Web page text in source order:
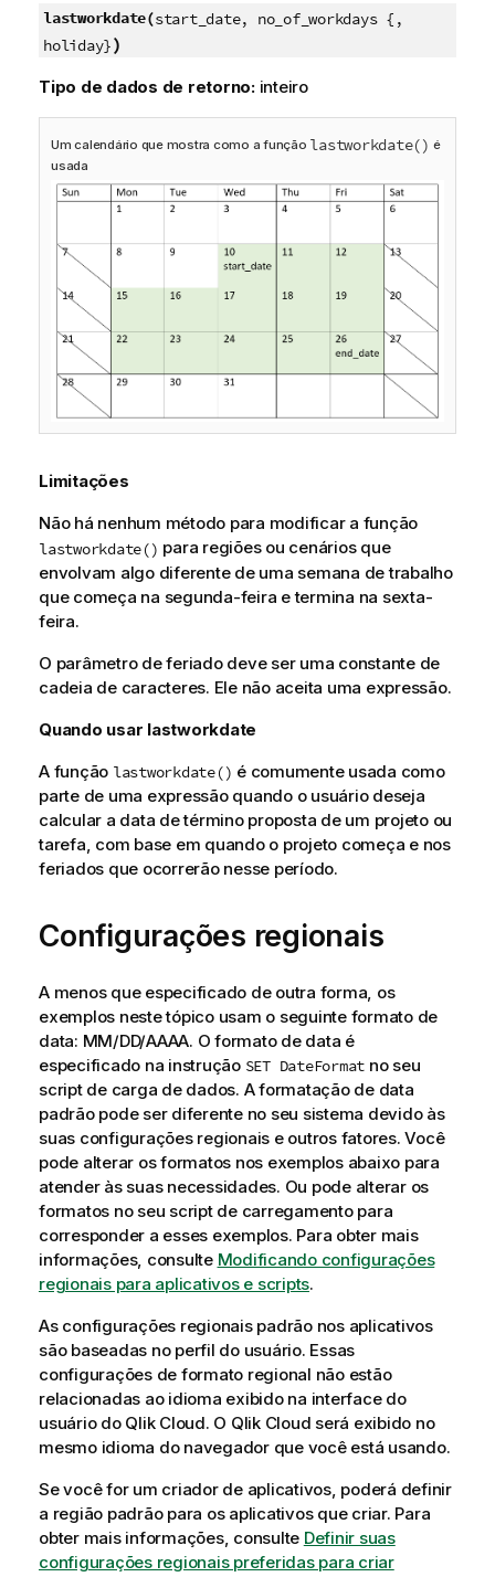
lastworkdate(start_date, no_of_workdays {,
holiday})
Tipo de dados de retorno: inteiro
Um calendário que mostra como a função lastworkdate() é
usada
Limitações
Não há nenhum método para modificar a função
lastworkdate() para regiões ou cenários que
envolvam algo diferente de uma semana de trabalho
que começa na segunda-feira e termina na sexta-
feira.
O parâmetro de feriado deve ser uma constante de
cadeia de caracteres. Ele não aceita uma expressão.
Quando usar lastworkdate
A função lastworkdate() é comumente usada como
parte de uma expressão quando o usuário deseja
calcular a data de término proposta de um projeto ou
tarefa, com base em quando o projeto começa e nos
feriados que ocorrerão nesse período.
Configurações regionais
A menos que especificado de outra forma, os
exemplos neste tópico usam o seguinte formato de
data: MM/DD/AAAA. O formato de data é
especificado na instrução SET DateFormat no seu
script de carga de dados. A formatação de data
padrão pode ser diferente no seu sistema devido às
suas configurações regionais e outros fatores. Você
pode alterar os formatos nos exemplos abaixo para
atender às suas necessidades. Ou pode alterar os
formatos no seu script de carregamento para
corresponder a esses exemplos. Para obter mais
informações, consulte Modificando configurações
regionais para aplicativos e scripts.
As configurações regionais padrão nos aplicativos
são baseadas no perfil do usuário. Essas
configurações de formato regional não estão
relacionadas ao idioma exibido na interface do
usuário do Qlik Cloud. O Qlik Cloud será exibido no
mesmo idioma do navegador que você está usando.
Se você for um criador de aplicativos, poderá definir
a região padrão para os aplicativos que criar. Para
obter mais informações, consulte Definir suas
configurações regionais preferidas para criar